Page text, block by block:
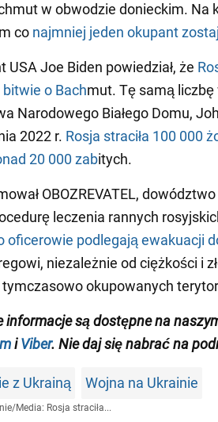
w obwodzie donieckim. Na
co najmniej jeden okupant
USA Joe Biden powiedział, że
bitwie o Bachmut. Tę samą liczbę
Narodowego Białego Domu,
2022 r. Rosja straciła 100 000
20 000 zabitych.
OBOZREVATEL,
leczenia rannych
oficerowie podlegają ewakuacji
niezależnie od ciężkości i
okupowanych
informacje są dostępne na
iViber. Nie daj się nabrać na
z Ukrainą Wojna na Ukrainie
/Media: Rosja straciła...